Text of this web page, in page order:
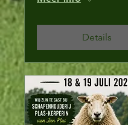
Details